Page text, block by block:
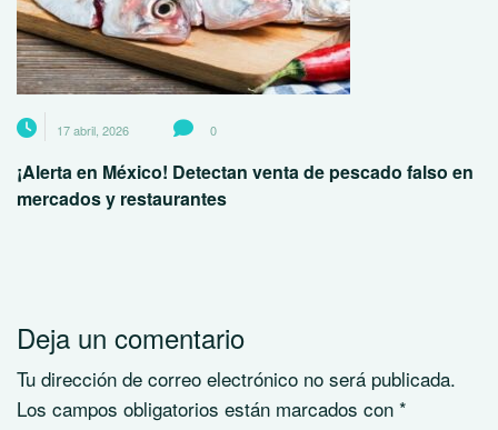
17 abril, 2026 0
¡Alerta en México! Detectan venta de pescado falso en
mercados y restaurantes
Deja un comentario
Tu dirección de correo electrónico no será publicada.
Los campos obligatorios están marcados con *